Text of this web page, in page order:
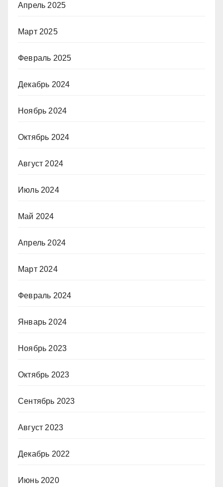
Апрель 2025
Март 2025
Февраль 2025
Декабрь 2024
Ноябрь 2024
Октябрь 2024
Август 2024
Июль 2024
Май 2024
Апрель 2024
Март 2024
Февраль 2024
Январь 2024
Ноябрь 2023
Октябрь 2023
Сентябрь 2023
Август 2023
Декабрь 2022
Июнь 2020